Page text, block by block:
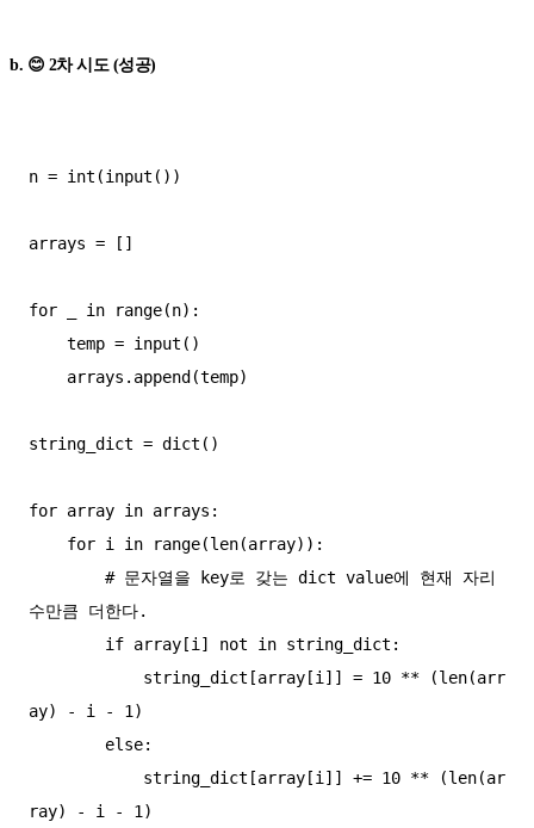
b. 😊 2차 시도 (성공)
n = int(input())
arrays = []
for _ in range(n):
string_dict = dict()
for array in arrays:
수만큼 더한다.
ay) - i - 1)
ray) - i - 1)